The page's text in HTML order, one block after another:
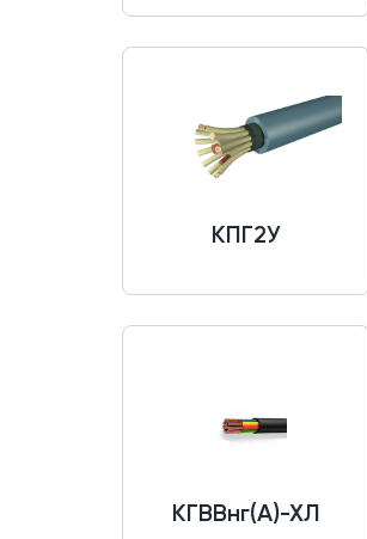
КПГ2У
КГВВнг(A)-ХЛ